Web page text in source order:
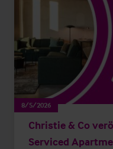
8/5/2026
Christie & Co
Serviced